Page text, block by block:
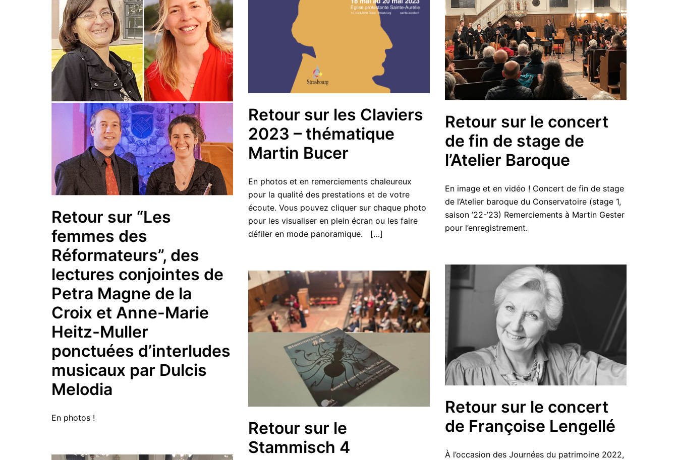
Retour sur “Les
femmes des
Réformateurs”, des
lectures conjointes de
Petra Magne de la
Croix et Anne-Marie
Heitz-Muller
ponctuées d’interludes
musicaux par Dulcis
Melodia
En photos !
Retour sur les Claviers
2023 – thématique
Martin Bucer
En photos et en remerciements chaleureux
pour la qualité des prestations et de votre
écoute. Vous pouvez cliquer sur chaque photo
pour les visualiser en plein écran ou les faire
défiler en mode panoramique. […]
Retour sur le concert
de fin de stage de
l’Atelier Baroque
En image et en vidéo ! Concert de fin de stage
de l’Atelier baroque du Conservatoire (stage 1,
saison ’22-’23) Remerciements à Martin Gester
pour l’enregistrement.
Retour sur le
Stammisch 4
Retour sur le concert
de Françoise Lengellé
À l’occasion des Journées du patrimoine 2022,